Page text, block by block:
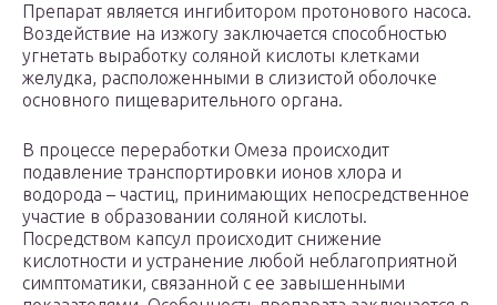
Препарат является ингибитором протонового насоса.
Воздействие на изжогу заключается способностью
угнетать выработку соляной кислоты клетками
желудка, расположенными в слизистой оболочке
основного пищеварительного органа.
В процессе переработки Омеза происходит
подавление транспортировки ионов хлора и
водорода – частиц, принимающих непосредственное
участие в образовании соляной кислоты.
Посредством капсул происходит снижение
кислотности и устранение любой неблагоприятной
симптоматики, связанной с ее завышенными